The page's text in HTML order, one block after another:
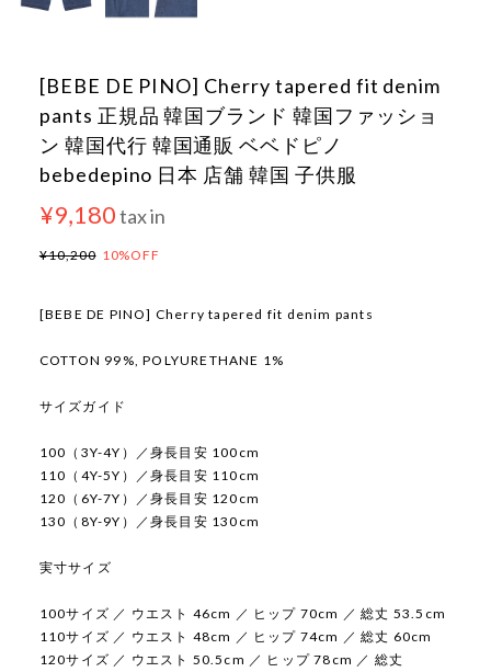
[BEBE DE PINO] Cherry tapered fit denim
pants 正規品 韓国ブランド 韓国ファッショ
ン 韓国代行 韓国通販 ベベドピノ
bebedepino 日本 店舗 韓国 子供服
¥9,180tax in
¥10,200 10%OFF
[BEBE DE PINO] Cherry tapered fit denim pants
COTTON 99%, POLYURETHANE 1%
サイズガイド
100（3Y-4Y）／身長目安 100cm
110（4Y-5Y）／身長目安 110cm
120（6Y-7Y）／身長目安 120cm
130（8Y-9Y）／身長目安 130cm
実寸サイズ
100サイズ ／ ウエスト 46cm ／ ヒップ 70cm ／ 総丈 53.5cm
110サイズ ／ ウエスト 48cm ／ ヒップ 74cm ／ 総丈 60cm
120サイズ ／ ウエスト 50.5cm ／ ヒップ 78cm ／ 総丈